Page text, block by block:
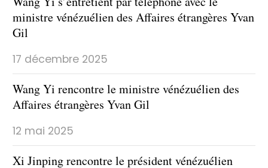
ministre vénézuélien des Affaires étrangères Yvan
Gil
17 décembre 2025
Wang Yi rencontre le ministre vénézuélien des
Affaires étrangères Yvan Gil
12 mai 2025
Xi Jinping rencontre le président vénézuélien